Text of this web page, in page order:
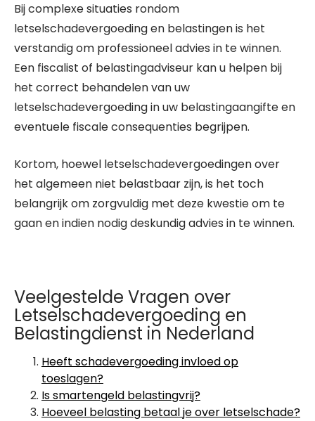
Bij complexe situaties rondom
letselschadevergoeding en belastingen is het
verstandig om professioneel advies in te winnen.
Een fiscalist of belastingadviseur kan u helpen bij
het correct behandelen van uw
letselschadevergoeding in uw belastingaangifte en
eventuele fiscale consequenties begrijpen.
Kortom, hoewel letselschadevergoedingen over
het algemeen niet belastbaar zijn, is het toch
belangrijk om zorgvuldig met deze kwestie om te
gaan en indien nodig deskundig advies in te winnen.
Veelgestelde Vragen over
Letselschadevergoeding en
Belastingdienst in Nederland
Heeft schadevergoeding invloed op
toeslagen?
Is smartengeld belastingvrij?
Hoeveel belasting betaal je over letselschade?